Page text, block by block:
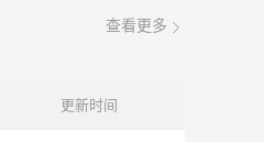
查看更多
更新时间